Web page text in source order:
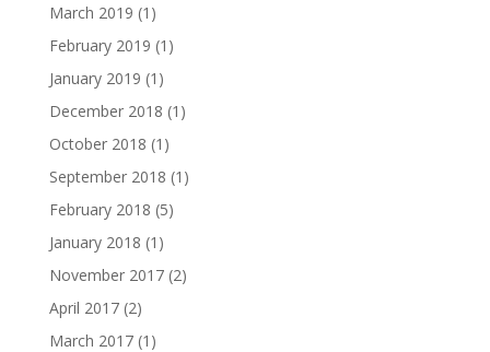
March 2019 (1)
February 2019 (1)
January 2019 (1)
December 2018 (1)
October 2018 (1)
September 2018 (1)
February 2018 (5)
January 2018 (1)
November 2017(2)
April 2017(2)
March 2017(1)